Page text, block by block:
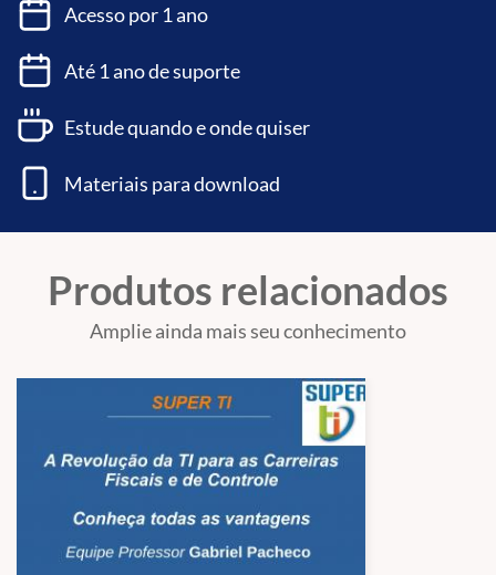
Acesso por 1 ano
Até 1 ano de suporte
Estude quando e onde quiser
Materiais para download
Produtos relacionados
Amplie ainda mais seu conhecimento